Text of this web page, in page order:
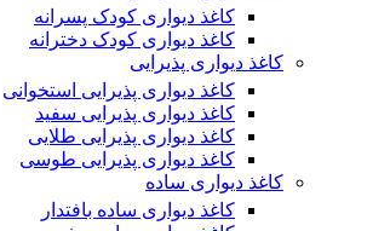
کاغذ دیواری کودک پسرانه
کاغذ دیواری کودک دخترانه
کاغذ دیواری پذیرایی
کاغذ دیواری پذیرایی استخوانی
کاغذ دیواری پذیرایی سفید
کاغذ دیواری پذیرایی طلایی
کاغذ دیواری پذیرایی طوسی
کاغذ دیواری ساده
کاغذ دیواری ساده بافتدار